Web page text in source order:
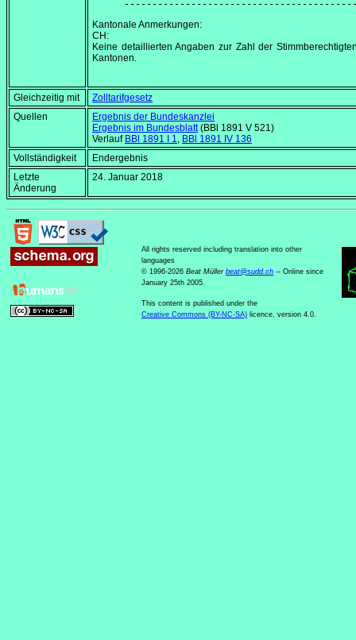
Kantonale Anmerkungen:
CH:
Keine detaillierten Angaben zur Zahl der
Kantonen.
Gleichzeitig mit
Zolltarifgesetz
Quellen
Ergebnis der Bundeskanzlei
Ergebnis im Bundesblatt(BBl 1891 V 521)
Verlauf BBl 1891 I 1, BBl 1891 IV 136
Vollständigkeit
Endergebnis
Letzte
Änderung
24. Januar 2018
All rights reserved including translation into other
languages
© 1996-2026 Beat Müller beat@sudd.ch -- Online since
January 25th 2005.
This content is published under the
Creative Commons (BY-NC-SA) licence, version 4.0.